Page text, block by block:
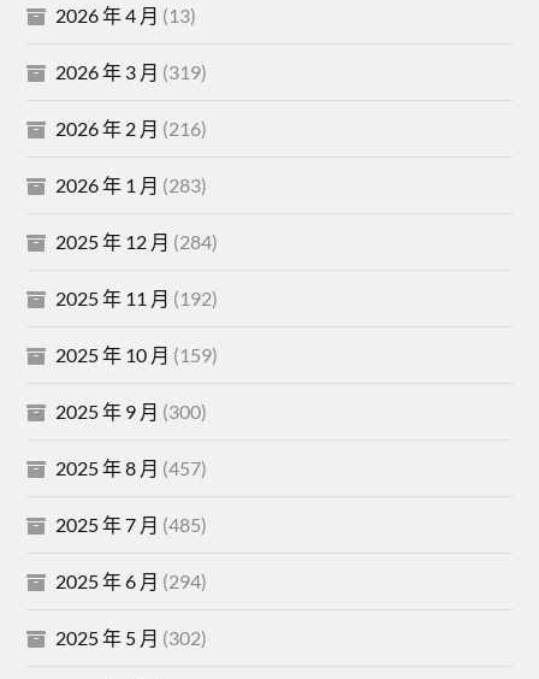
2026 年 4 月 (13)
2026 年 3 月 (319)
2026 年 2 月 (216)
2026 年 1 月 (283)
2025 年 12 月 (284)
2025 年 11 月 (192)
2025 年 10 月 (159)
2025 年 9 月 (300)
2025 年 8 月 (457)
2025 年 7 月 (485)
2025 年 6 月 (294)
2025 年 5 月 (302)